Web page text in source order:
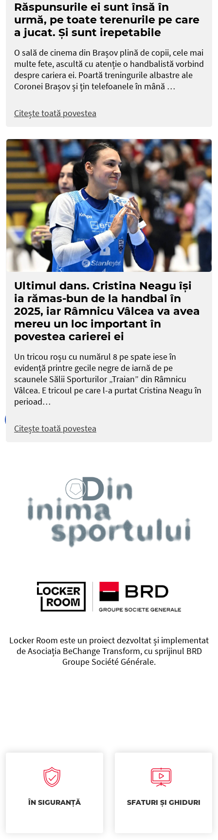
Răspunsurile ei sunt însă în
urmă, pe toate terenurile pe care
a jucat. Și sunt irepetabile
O sală de cinema din Brașov plină de copii, cele mai
multe fete, ascultă cu atenție o handbalistă vorbind
despre cariera ei. Poartă treningurile albastre ale
Coronei Brașov și țin telefoanele în mână …
Citește toată povestea
Ultimul dans. Cristina Neagu își
ia rămas-bun de la handbal în
2025, iar Râmnicu Vâlcea va avea
mereu un loc important în
povestea carierei ei
Un tricou roșu cu numărul 8 pe spate iese în
evidență printre gecile negre de iarnă de pe
scaunele Sălii Sporturilor „Traian” din Râmnicu
Vâlcea. E tricoul pe care l-a purtat Cristina Neagu în
perioad…
Citește toată povestea
Locker Room este un proiect dezvoltat și implementat
de Asociația BeChange Transform, cu sprijinul BRD
Groupe Société Générale.
ÎN SIGURANȚĂ SFATURI ȘI GHIDURI